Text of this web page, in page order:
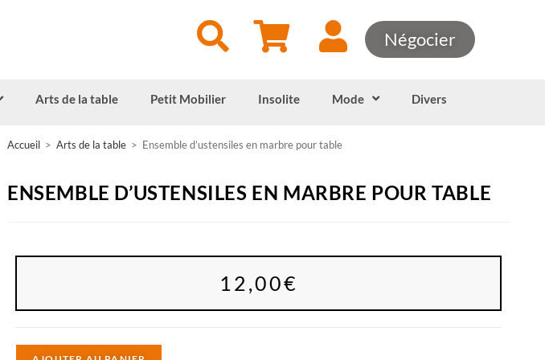
Négocier
Arts de la table Petit Mobilier Insolite Mode Divers
Accueil > Arts de la table > Ensemble d’ustensiles en marbre pour table
ENSEMBLE D’USTENSILES EN MARBRE POUR TABLE
12,00€